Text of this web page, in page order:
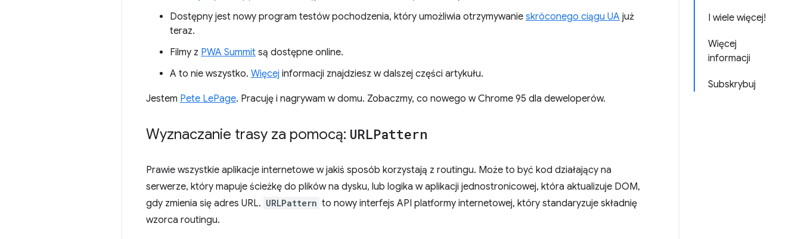
I wiele więcej!
Więcej
informacji
Subskrybuj
Dostępny jest nowy program testów pochodzenia, który umożliwia otrzymywanie skróconego ciągu UA już
teraz.
Filmy z PWA Summit są dostępne online.
A to nie wszystko. Więcej informacji znajdziesz w dalszej części artykułu.
Jestem Pete LePage. Pracuję i nagrywam w domu. Zobaczmy, co nowego w Chrome 95 dla deweloperów.
Wyznaczanie trasy za pomocą: URLPattern
Prawie wszystkie aplikacje internetowe w jakiś sposób korzystają z routingu. Może to być kod działający na
serwerze, który mapuje ścieżkę do plików na dysku, lub logika w aplikacji jednostronicowej, która aktualizuje DOM,
gdy zmienia się adres URL. URLPattern to nowy interfejs API platformy internetowej, który standaryzuje składnię
wzorca routingu.